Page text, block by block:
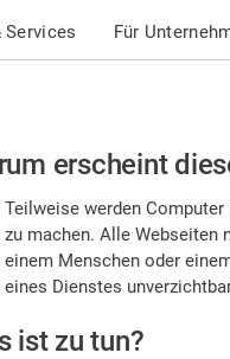
Services Für
erscheint
Teilweise werden
zu machen. Alle Webseiten
einem Menschen oder
eines Dienstes
ist zu tun?